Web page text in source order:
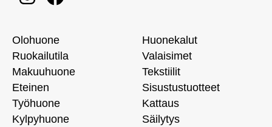
Olohuone
Ruokailutila
Makuuhuone
Eteinen
Työhuone
Kylpyhuone
Huonekalut
Valaisimet
Tekstiilit
Sisustustuotteet
Kattaus
Säilytys